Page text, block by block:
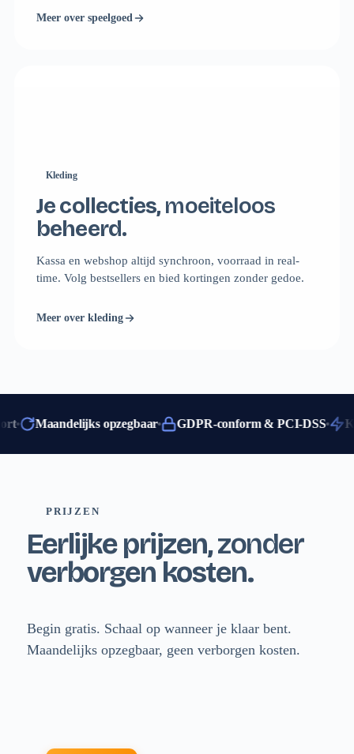
Meer over speelgoed
Kleding
Je collecties, moeiteloos
beheerd.
Kassa en webshop altijd synchroon, voorraad in real-
time. Volg bestsellers en bied kortingen zonder gedoe.
Meer over kleding
Maandelijks opzegbaar GDPR-conform & PCI-DSS
PRIJZEN
Eerlijke prijzen,zonder
verborgen kosten.
Begin gratis. Schaal op wanneer je klaar bent.
Maandelijks opzegbaar, geen verborgen kosten.